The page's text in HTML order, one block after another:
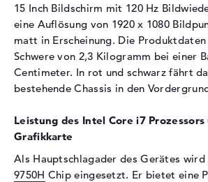
Display
Display-Typ
15,6" TFT
Max. Auflösung
1920 x 1080
Auflösungstyp
Full-HD
Bildwiederholrate
120 Hz
Besonderheiten
Display,
15 Inch Bildschirm mit 120 Hz
eine Auflösung von 1920 x 1080
matt in Erscheinung. Die Produktdaten
Schwere von 2,3 Kilogramm bei einer
Centimeter. In rot und schwarz fährt
bestehende Chassis in den
Leistung des Intel Core i7
Grafikkarte
Als Hauptschlagader des Gerätes wird
9750H Chip eingesetzt. Er bietet eine